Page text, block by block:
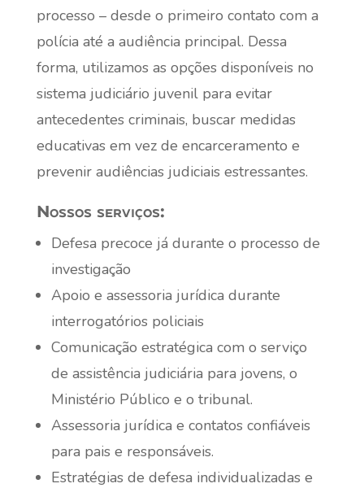
processo – desde o primeiro contato com a
polícia até a audiência principal. Dessa
forma, utilizamos as opções disponíveis no
sistema judiciário juvenil para evitar
antecedentes criminais, buscar medidas
educativas em vez de encarceramento e
prevenir audiências judiciais estressantes.
Nossos serviços:
Defesa precoce já durante o processo de
investigação
Apoio e assessoria jurídica durante
interrogatórios policiais
Comunicação estratégica com o serviço
de assistência judiciária para jovens, o
Ministério Público e o tribunal.
Assessoria jurídica e contatos confiáveis
para pais e responsáveis.
Estratégias de defesa individualizadas e